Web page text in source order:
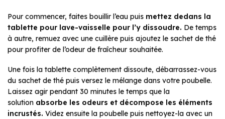
Pour commencer, faites bouillir l’eau puis mettez dedans la
tablette pour lave-vaisselle pour l’y dissoudre. De temps
à autre, remuez avec une cuillère puis ajoutez le sachet de thé
pour profiter de l’odeur de fraîcheur souhaitée.
Une fois la tablette complètement dissoute, débarrassez-vous
du sachet de thé puis versez le mélange dans votre poubelle.
Laissez agir pendant 30 minutes le temps que la
solution absorbe les odeurs et décompose les éléments
incrustés. Videz ensuite la poubelle puis nettoyez-la avec un